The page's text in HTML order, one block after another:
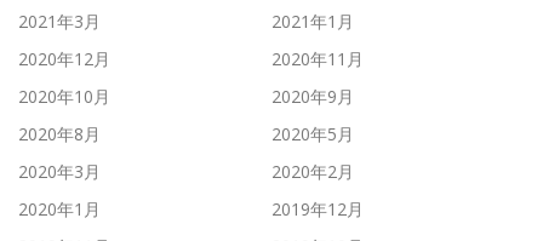
2021年3月
2021年1月
2020年12月
2020年11月
2020年10月
2020年9月
2020年8月
2020年5月
2020年3月
2020年2月
2020年1月
2019年12月